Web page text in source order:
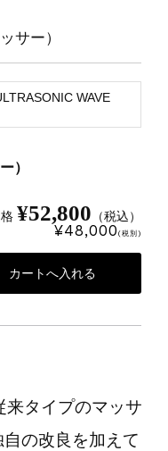
サー）
WAVE
）
¥52,800 （税込）
¥48,000(税別)
来タイプのマッサ
の改良を加えて